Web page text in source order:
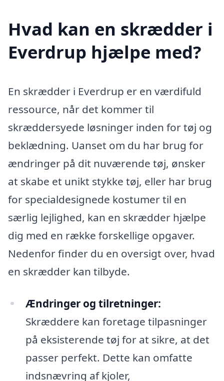
Hvad kan en skrædder i
Everdrup hjælpe med?
En skrædder i Everdrup er en værdifuld
ressource, når det kommer til
skræddersyede løsninger inden for tøj og
beklædning. Uanset om du har brug for
ændringer på dit nuværende tøj, ønsker
at skabe et unikt stykke tøj, eller har brug
for specialdesignede kostumer til en
særlig lejlighed, kan en skrædder hjælpe
dig med en række forskellige opgaver.
Nedenfor finder du en oversigt over, hvad
en skrædder kan tilbyde.
Ændringer og tilretninger:
Skræddere kan foretage tilpasninger
på eksisterende tøj for at sikre, at det
passer perfekt. Dette kan omfatte
indsnævring af kjoler,